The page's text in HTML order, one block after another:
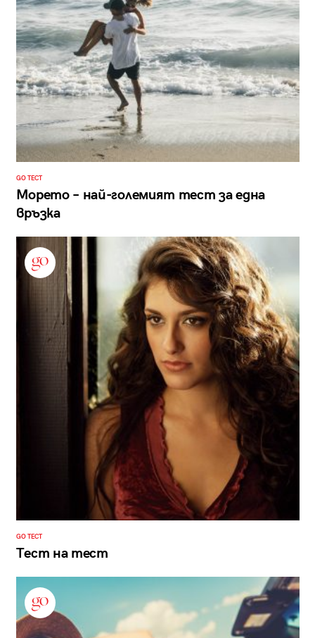
GO ТЕСТ
Морето – най-големият тест за една
връзка
GO ТЕСТ
Тест на тест